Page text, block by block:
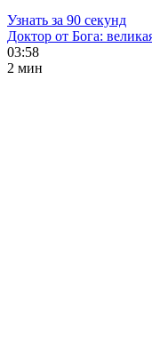
Узнать за 90 секунд
Доктор от Бога:
03:58
2 мин